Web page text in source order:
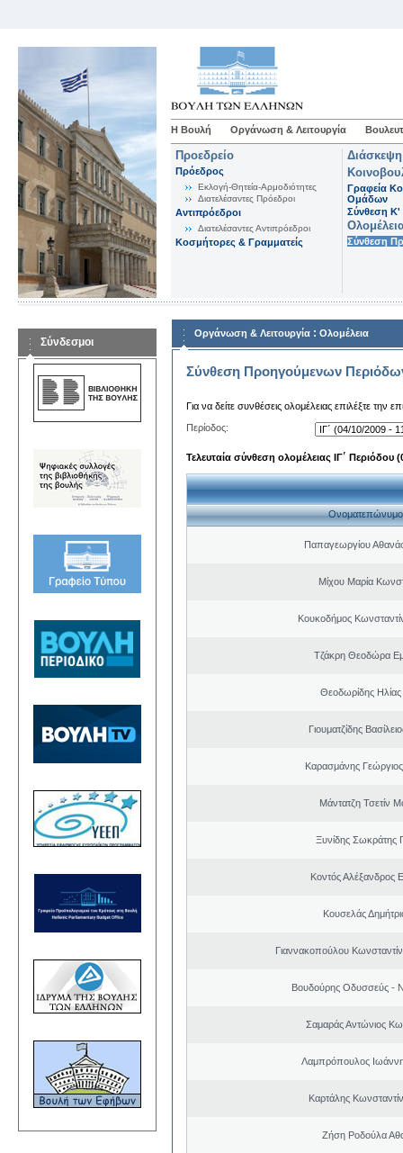
Η Βουλή Οργάνωση & Λειτουργία
Προεδρείο
Πρόεδρος
Εκλογή-Θητεία-Αρμοδιότητες
Διατελέσαντες Πρόεδροι
Αντιπρόεδροι
Διατελέσαντες Αντιπρόεδροι
Κοσμήτορες & Γραμματείς
Γραφεία
Ομάδων
Σύνθεση K'
Σύνθεση
Σύνδεσμοι
Οργάνωση & Λειτουργία : Ολομέλεια
Σύνθεση Προηγούμενων
Για να δείτε συνθέσεις ολομέλειας επιλέξτε την
Περίοδος:
Τελευταία σύνθεση ολομέλειας ΙΓ΄ Περιόδου
Ονοματεπώνυμο
Παπαγεωργίου
Μίχου Μαρία
Κουκοδήμος
Τζάκρη Θεοδώρα
Θεοδωρίδης
Γιουματζίδης
Καρασμάνης
Μάντατζη Τσετίν
Ξυνίδης Σωκράτης
Κοντός Αλέξανδρος
Κουσελάς
Γιαννακοπούλου
Βουδούρης Οδυσσεύς -
Σαμαράς Αντώνιος
Λαμπρόπουλος
Καρτάλης
Ζήση Ροδούλα